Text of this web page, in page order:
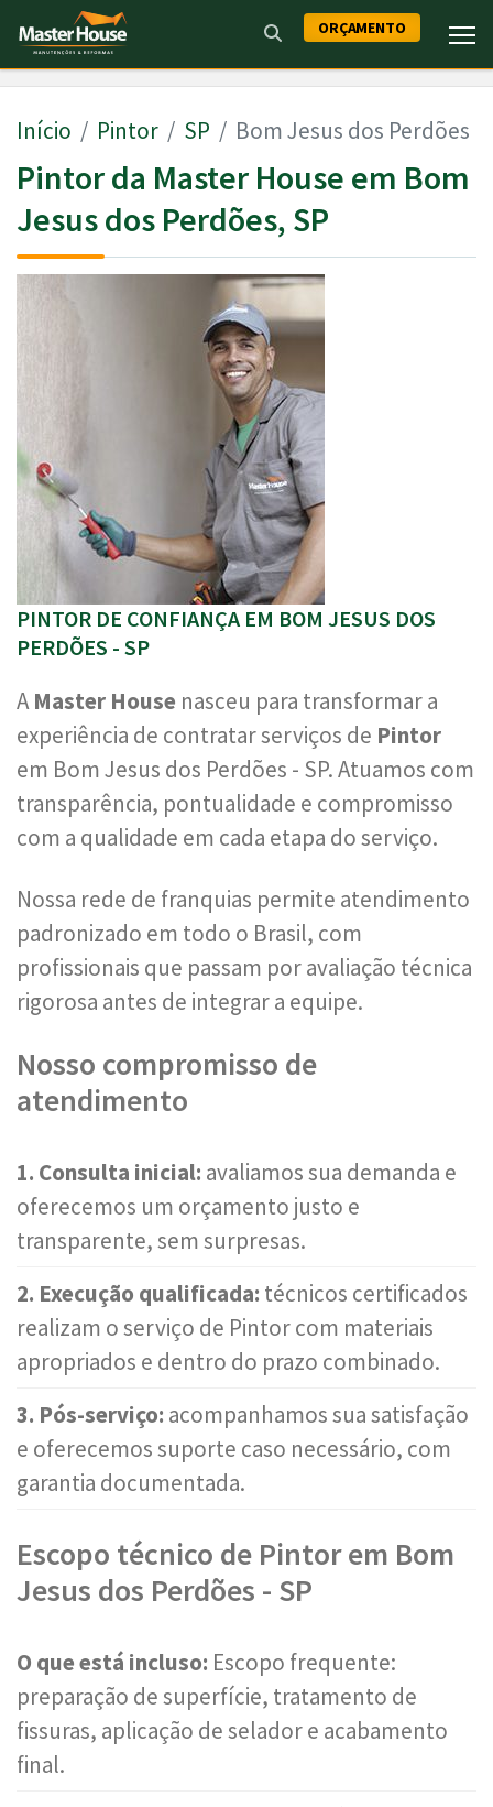
ORÇAMENTO
Início Pintor SP Bom Jesus dos Perdões
Pintor da Master House em Bom
Jesus dos Perdões, SP
PINTOR DE CONFIANÇA EM BOM JESUS DOS
PERDÕES - SP
AMaster House nasceu para transformar a
experiência de contratar serviços de Pintor
em Bom Jesus dos Perdões - SP. Atuamos com
transparência, pontualidade e compromisso
com a qualidade em cada etapa do serviço.
Nossa rede de franquias permite atendimento
padronizado em todo o Brasil, com
profissionais que passam por avaliação técnica
rigorosa antes de integrar a equipe.
Nosso compromisso de
atendimento
1. Consulta inicial: avaliamos sua demanda e
oferecemos um orçamento justo e
transparente, sem surpresas.
2. Execução qualificada: técnicos certificados
realizam o serviço de Pintor com materiais
apropriados e dentro do prazo combinado.
3. Pós-serviço: acompanhamos sua satisfação
e oferecemos suporte caso necessário, com
garantia documentada.
Escopo técnico de Pintor em Bom
Jesus dos Perdões - SP
O que está incluso: Escopo frequente:
preparação de superfície, tratamento de
fissuras, aplicação de selador e acabamento
final.